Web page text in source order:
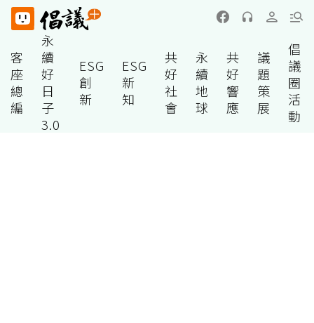
客
座
總
編
永
續
好
日
子
3.0
ESG
創
新
ESG
新
知
共
好
社
會
永
續
地
球
共
好
響
應
議
題
策
展
倡
議
圈
活
動